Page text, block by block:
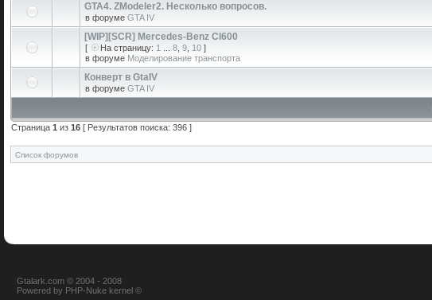
GTA4. ZModeler2. Несколько вопросов.
в форуме GTA IV
[WIP][SCR] Mercedes-Benz Cl600
[ На страницу: 1 8 9 10 ]
в форуме Моделирование транспорта
Конверт в GtaIV
в форуме GTA IV
Страница 1 из 16 [ Результатов поиска: 396 ]
Список форумов
Gtalark.com © 2004 - 2008
Powered by PHP-Nuke kernel ©